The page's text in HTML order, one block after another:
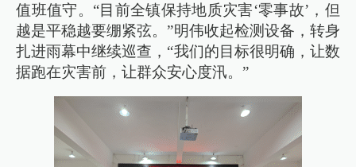
值班值守。“目前全镇保持地质灾害‘零事故’，但
越是平稳越要绷紧弦。”明伟收起检测设备，转身
扎进雨幕中继续巡查，“我们的目标很明确，让数
据跑在灾害前，让群众安心度汛。”